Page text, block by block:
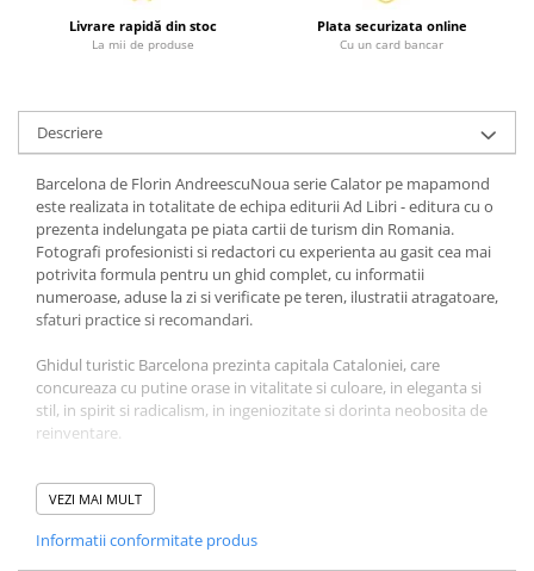
Diete si alimentatie sanatoasa
Fitness si frumusete
Diverse
Feng Shui
Medicina alternativa
Sa nu razi :((
Drept
Legislatie
Fictiune
Actiune,aventura
Clasici
Crime, Thriller, Mistery
Istorica
Literatura de divertisment
Livrare rapidă din stoc
La mii de produse
Plata securizata online
Cu un card bancar
Descriere
Barcelona de Florin AndreescuNoua serie Calator pe mapamond
este realizata in totalitate de echipa editurii Ad Libri - editura cu o
prezenta indelungata pe piata cartii de turism din Romania.
Fotografi profesionisti si redactori cu experienta au gasit cea mai
potrivita formula pentru un ghid complet, cu informatii
numeroase, aduse la zi si verificate pe teren, ilustratii atragatoare,
sfaturi practice si recomandari.
Ghidul turistic Barcelona prezinta capitala Cataloniei, care
concureaza cu putine orase in vitalitate si culoare, in eleganta si
stil, in spirit si radicalism, in ingeniozitate si dorinta neobosita de
reinventare.
lungul secolelor n-au facut decat sa-i sporeasca energia si
momente, considerate astazi repere inconfundabile ale existentei
VEZI MAI MULT
Informatii conformitate produs